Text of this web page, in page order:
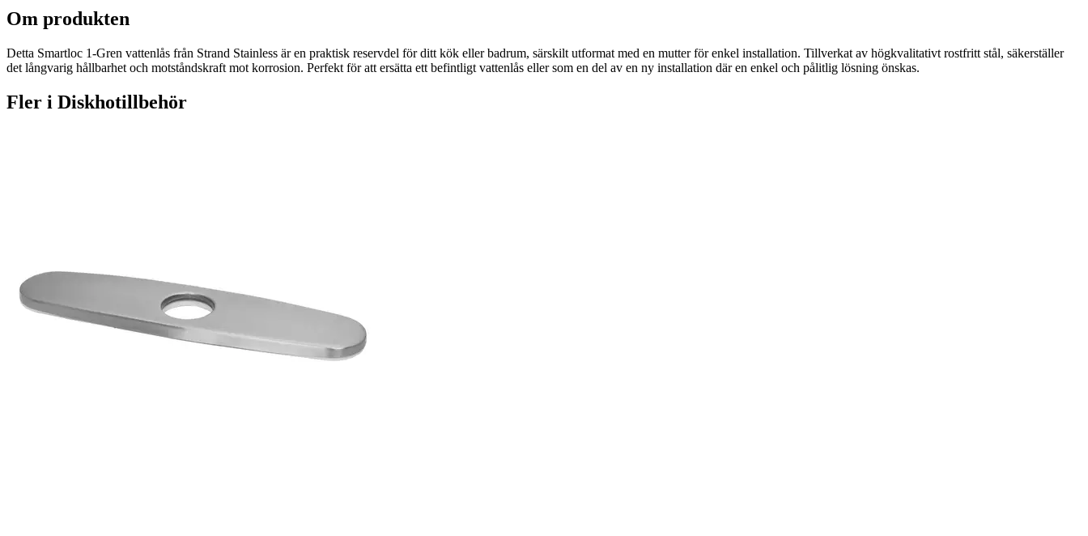
Om produkten
Detta Smartloc 1-Gren vattenlås från Strand Stainless är en praktisk reservdel för ditt kök eller badrum, särskilt utformat med en mutter för enkel installation. Tillverkat av högkvalitativt rostfritt stål, säkerställer
det långvarig hållbarhet och motståndskraft mot korrosion. Perfekt för att ersätta ett befintligt vattenlås eller som en del av en ny installation där en enkel och pålitlig lösning önskas.
Fler i Diskhotillbehör